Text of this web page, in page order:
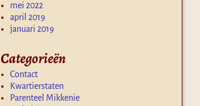
mei 2022
april 2019
januari 2019
Categorieën
Contact
Kwartierstaten
Parenteel Mikkenie